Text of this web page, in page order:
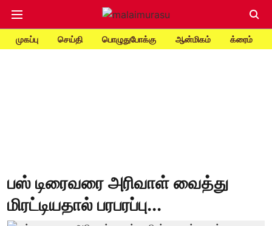
முகப்பு செய்தி பொழுதுபோக்கு ஆன்மிகம் க்ரைம்
பஸ் டிரைவரை அரிவாள் வைத்து
மிரட்டியதால் பரபரப்பு...